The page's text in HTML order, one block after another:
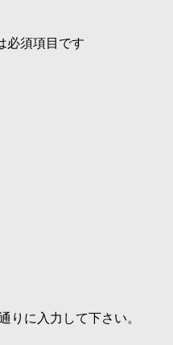
必須項目です
りに入力して下さい。